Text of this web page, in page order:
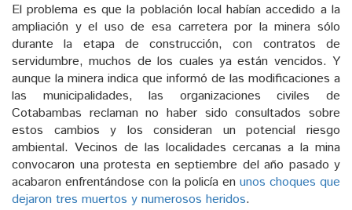
El problema es que la población local habían accedido a la
ampliación y el uso de esa carretera por la minera sólo
durante la etapa de construcción, con contratos de
servidumbre, muchos de los cuales ya están vencidos. Y
aunque la minera indica que informó de las modificaciones a
las municipalidades, las organizaciones civiles de
Cotabambas reclaman no haber sido consultados sobre
estos cambios y los consideran un potencial riesgo
ambiental. Vecinos de las localidades cercanas a la mina
convocaron una protesta en septiembre del año pasado y
acabaron enfrentándose con la policía en unos choques que
dejaron tres muertos y numerosos heridos.